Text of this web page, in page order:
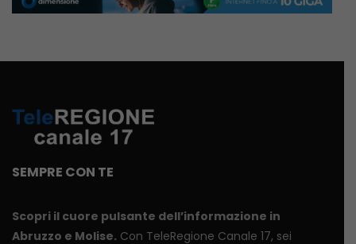
SEMPRE CON TE
Scopri il cuore pulsante dell’informazione in
Abruzzo e Molise. Con TeleRegione Canale 17, sei